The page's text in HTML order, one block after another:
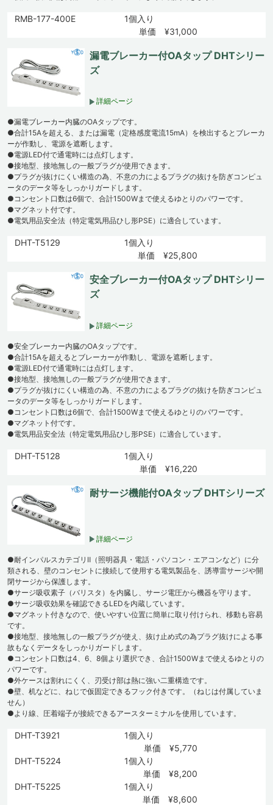
RMB-177-400E
1個入り
単価 ¥31,000
漏電ブレーカー付OAタップ DHTシリー
ズ
詳細ページ
●漏電ブレーカー内臓のOAタップです。
●合計15Aを超える、または漏電（定格感度電流15mA）を検出するとブレーカ
ーが作動し、電源を遮断します。
●電源LED付で通電時には点灯します。
●接地型、接地無しの一般プラグが使用できます。
●プラグが抜けにくい構造の為、不意の力によるプラグの抜けを防ぎコンピュ
ータのデータ等をしっかりガードします。
●コンセント口数は6個で、合計1500Wまで使えるゆとりのパワーです。
●マグネット付です。
●電気用品安全法（特定電気用品ひし形PSE）に適合しています。
DHT-T5129
1個入り
単価 ¥25,800
安全ブレーカー付OAタップ DHTシリー
ズ
詳細ページ
●安全ブレーカー内臓のOAタップです。
●合計15Aを超えるとブレーカーが作動し、電源を遮断します。
●電源LED付で通電時には点灯します。
●接地型、接地無しの一般プラグが使用できます。
●プラグが抜けにくい構造の為、不意の力によるプラグの抜けを防ぎコンピュ
ータのデータ等をしっかりガードします。
●コンセント口数は6個で、合計1500Wまで使えるゆとりのパワーです。
●マグネット付です。
●電気用品安全法（特定電気用品ひし形PSE）に適合しています。
DHT-T5128
1個入り
単価 ¥16,220
耐サージ機能付OAタップ DHTシリーズ
詳細ページ
●耐インパルスカテゴリⅡ（照明器具・電話・パソコン・エアコンなど）に分
類される、壁のコンセントに接続して使用する電気製品を、誘導雷サージや開
閉サージから保護します。
●サージ吸収素子（バリスタ）を内臓し、サージ電圧から機器を守ります。
●サージ吸収効果を確認できるLEDを内蔵しています。
●マグネット付きなので、使いやすい位置に簡単に取り付けられ、移動も容易
です。
●接地型、接地無しの一般プラグが使え、抜け止め式の為プラグ抜けによる事
故もなくデータをしっかりガードします。
●コンセント口数は4、6、8個より選択でき、合計1500Wまで使えるゆとりの
パワーです。
●外ケースは割れにくく、刃受け部は熱に強い二重構造です。
●壁、机などに、ねじで仮固定できるフック付きです。（ねじは付属していま
せん）
●より線、圧着端子が接続できるアースターミナルを使用しています。
DHT-T3921
1個入り
単価 ¥5,770
DHT-T5224
1個入り
単価 ¥8,200
DHT-T5225
1個入り
単価 ¥8,600